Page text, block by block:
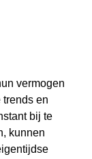
vermogen
en
bij te
kunnen